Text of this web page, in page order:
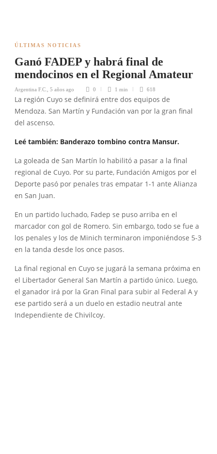
ÚLTIMAS NOTICIAS
Ganó FADEP y habrá final de
mendocinos en el Regional Amateur
Argentina F.C. 5 años ago 0 1 min 618
La región Cuyo se definirá entre dos equipos de
Mendoza. San Martín y Fundación van por la gran final
del ascenso.
Leé también: Banderazo tombino contra Mansur.
La goleada de San Martín lo habilitó a pasar a la final
regional de Cuyo. Por su parte, Fundación Amigos por el
Deporte pasó por penales tras empatar 1-1 ante Alianza
en San Juan.
En un partido luchado, Fadep se puso arriba en el
marcador con gol de Romero. Sin embargo, todo se fue a
los penales y los de Minich terminaron imponiéndose 5-3
en la tanda desde los once pasos.
La final regional en Cuyo se jugará la semana próxima en
el Libertador General San Martín a partido único. Luego,
el ganador irá por la Gran Final para subir al Federal A y
ese partido será a un duelo en estadio neutral ante
Independiente de Chivilcoy.